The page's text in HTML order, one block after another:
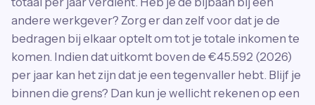
andere werkgever? Zorg er dan zelf voor dat je de
bedragen bij elkaar optelt om tot je totale inkomen te
komen. Indien dat uitkomt boven de €45.592 (2026)
per jaar kan het zijn dat je een tegenvaller hebt. Blijf je
binnen die grens? Dan kun je wellicht rekenen op een